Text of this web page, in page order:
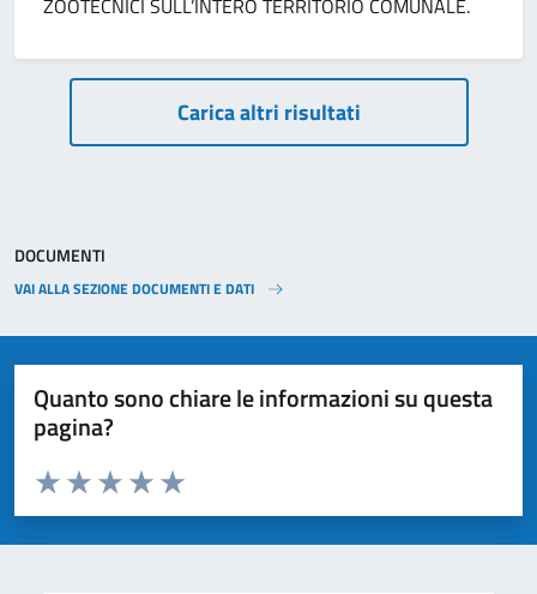
ZOOTECNICI SULL’INTERO TERRITORIO COMUNALE.
PaginazioneCarica altri risultati
DOCUMENTI
VAI ALLA SEZIONE DOCUMENTI E DATI
Quanto sono chiare le informazioni su questa
pagina?
Valuta da 1 a 5 stelle la pagina
Valuta 5 stelle su 5
Valuta 4 stelle su 5
Valuta 3 stelle su 5
Valuta 2 stelle su 5
Valuta 1 stelle su 5